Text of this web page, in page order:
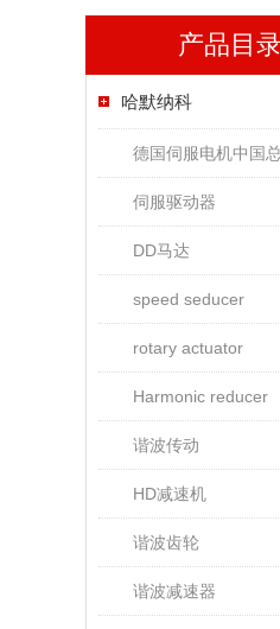
产品目录
哈默纳科
德国伺服电机中国
伺服驱动器
DD马达
speed seducer
rotary actuator
Harmonic reducer
谐波传动
HD减速机
谐波齿轮
谐波减速器